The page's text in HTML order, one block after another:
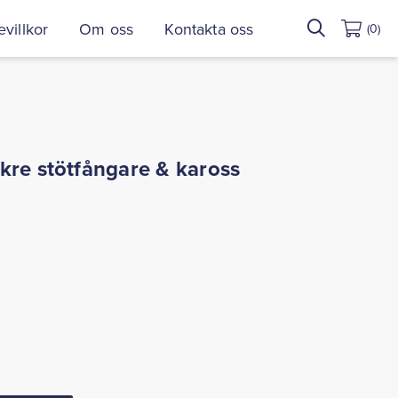
Om oss Kontakta oss
Sök
efter:
(0)
stötfångare & kaross